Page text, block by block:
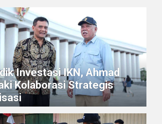
Investasi IKN, Ahmad
Kolaborasi Strategis